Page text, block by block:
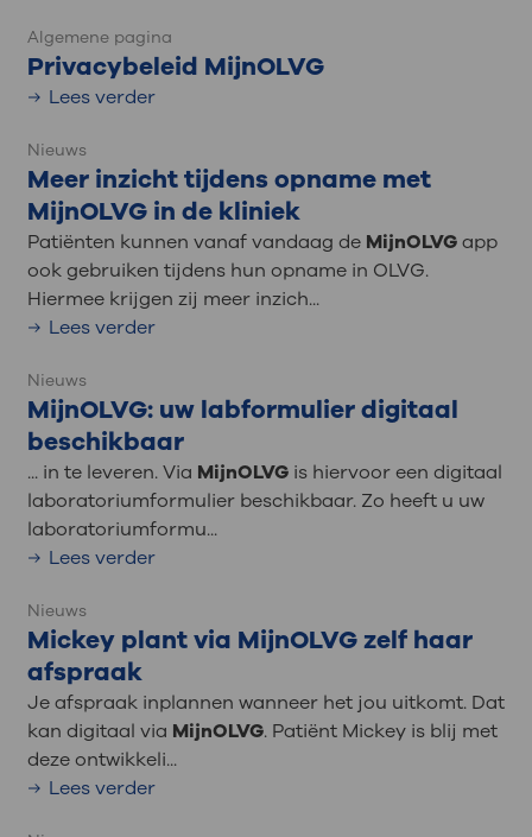
Algemene pagina
Privacybeleid MijnOLVG
Lees verder
Nieuws
Meer inzicht tijdens opname met
MijnOLVG in de kliniek
Patiënten kunnen vanaf vandaag de MijnOLVGapp
ook gebruiken tijdens hun opname in OLVG.
Hiermee krijgen zij meer inzich...
Lees verder
Nieuws
MijnOLVG: uw labformulier digitaal
beschikbaar
... in te leveren. Via MijnOLVGis hiervoor een digitaal
laboratoriumformulier beschikbaar. Zo heeft u uw
laboratoriumformu...
Lees verder
Nieuws
Mickey plant via MijnOLVG zelf haar
afspraak
Je afspraak inplannen wanneer het jou uitkomt. Dat
kan digitaal via MijnOLVG. Patiënt Mickey is blij met
deze ontwikkeli...
Lees verder